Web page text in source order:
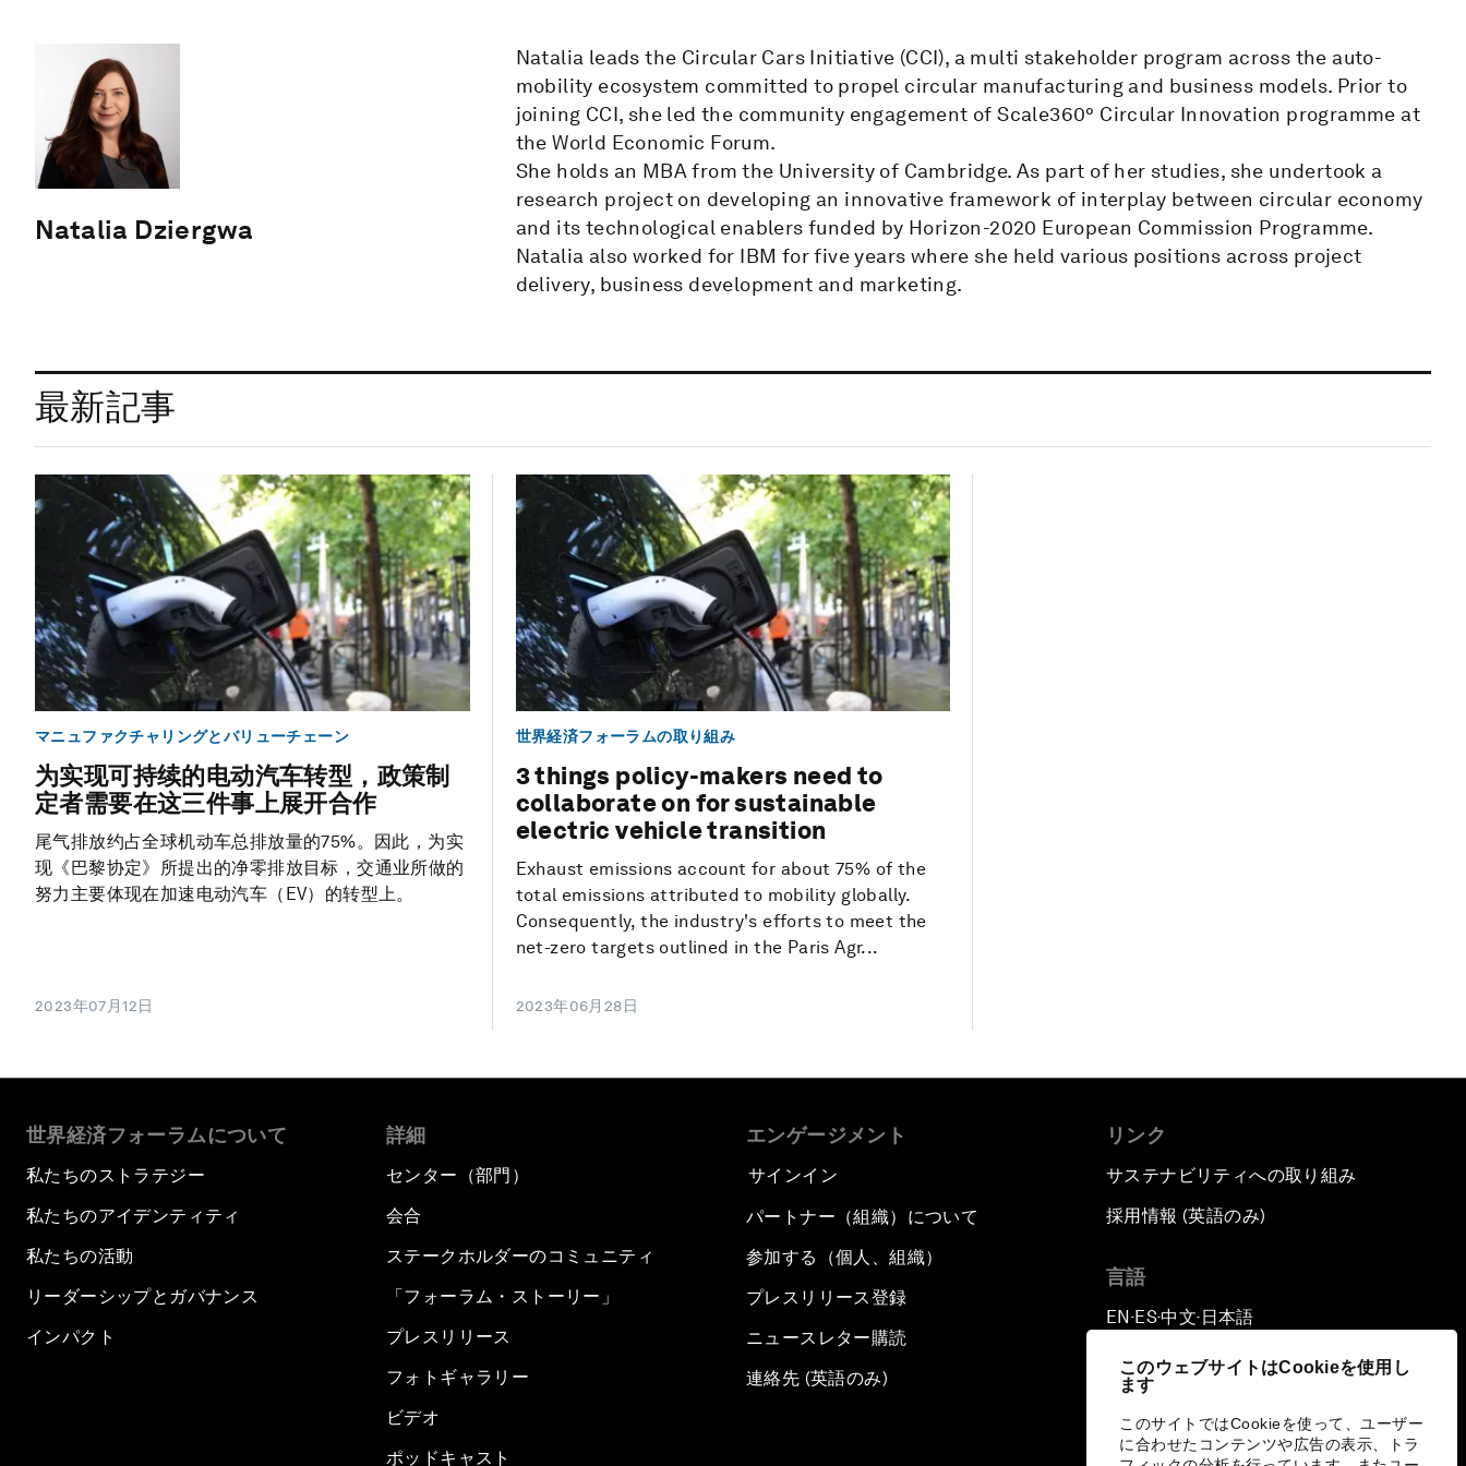
このウェブサイトはCookieを使用し
ます
このサイトではCookieを使って、ユーザー
に合わせたコンテンツや広告の表示、トラ
Natalia Dziergwa
Natalia leads the Circular Cars Initiative (CCI), a multi stakeholder program across the auto-
mobility ecosystem committed to propel circular manufacturing and business models. Prior to
joining CCI, she led the community engagement of Scale360° Circular Innovation programme at
the World Economic Forum.
She holds an MBA from the University of Cambridge. As part of her studies, she undertook a
research project on developing an innovative framework of interplay between circular economy
and its technological enablers funded by Horizon-2020 European Commission Programme.
Natalia also worked for IBM for five years where she held various positions across project
delivery, business development and marketing.
最新記事
マニュファクチャリングとバリューチェーン
为实现可持续的电动汽车转型，政策制
定者需要在这三件事上展开合作
尾气排放约占全球机动车总排放量的75%。因此，为实
现《巴黎协定》所提出的净零排放目标，交通业所做的
努力主要体现在加速电动汽车（EV）的转型上。
2023年07月12日
世界経済フォーラムの取り組み
3 things policy-makers need to
collaborate on for sustainable
electric vehicle transition
Exhaust emissions account for about 75% of the
total emissions attributed to mobility globally.
Consequently, the industry's efforts to meet the
net-zero targets outlined in the Paris Agr...
2023年06月28日
世界経済フォーラムについて
私たちのストラテジー
私たちのアイデンティティ
私たちの活動
リーダーシップとガバナンス
インパクト
詳細
センター（部門）
会合
ステークホルダーのコミュニティ
「フォーラム・ストーリー」
プレスリリース
フォトギャラリー
ビデオ
ポッドキャスト
エンゲージメント
サインイン
パートナー（組織）について
参加する（個人、組織）
プレスリリース登録
ニュースレター購読
連絡先 (英語のみ)
リンク
サステナビリティへの取り組み
採用情報 (英語のみ)
言語
EN ▪ ES▪中文▪ 日本語